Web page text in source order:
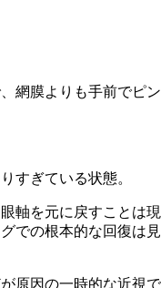
網膜よりも手前でピン
すぎている状態。
軸を元に戻すことは現
での根本的な回復は見
原因の一時的な近視で